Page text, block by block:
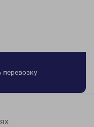
перевозку